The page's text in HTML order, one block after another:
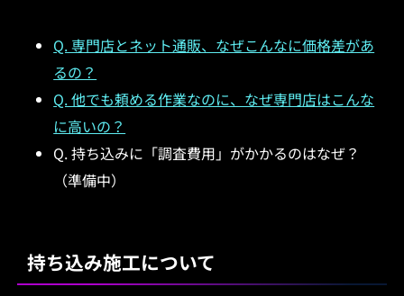
Q. 専門店とネット通販、なぜこんなに価格差があ
るの？
Q. 他でも頼める作業なのに、なぜ専門店はこんな
に高いの？
Q. 持ち込みに「調査費用」がかかるのはなぜ？
（準備中）
持ち込み施工について